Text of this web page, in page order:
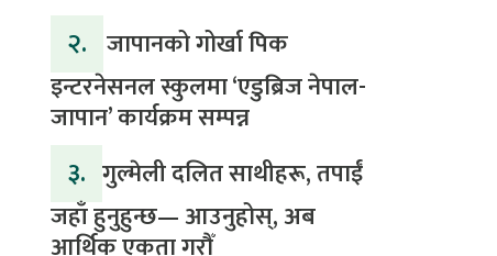
२. जापानको गोर्खा पिक
इन्टरनेसनल स्कुलमा ‘एडुब्रिज नेपाल-
जापान’ कार्यक्रम सम्पन्न
३. ​गुल्मेली दलित साथीहरू, तपाईं
जहाँ हुनुहुन्छ— आउनुहोस्, अब
आर्थिक एकता गरौँ